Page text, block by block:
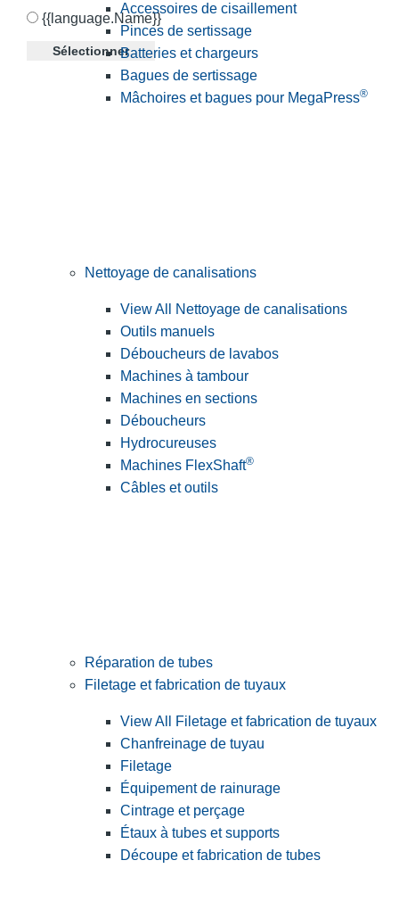
{{language.Name}}
Sélectionner
Accessoires de cisaillement
Pinces de sertissage
Batteries et chargeurs
Bagues de sertissage
Mâchoires et bagues pour MegaPress®
Nettoyage de canalisations
View All Nettoyage de canalisations
Outils manuels
Déboucheurs de lavabos
Machines à tambour
Machines en sections
Déboucheurs
Hydrocureuses
Machines FlexShaft®
Câbles et outils
Réparation de tubes
Filetage et fabrication de tuyaux
View All Filetage et fabrication de tuyaux
Chanfreinage de tuyau
Filetage
Équipement de rainurage
Cintrage et perçage
Étaux à tubes et supports
Découpe et fabrication de tubes